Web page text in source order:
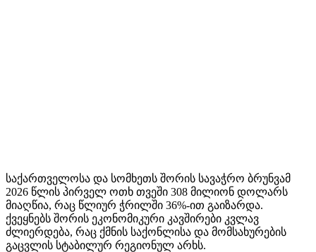
საქართველოსა და სომხეთს შორის სავაჭრო ბრუნვამ
2026 წლის პირველ ოთხ თვეში 308 მილიონ დოლარს
მიაღწია, რაც წლიურ ჭრილში 36%-ით გაიზარდა.
ქვეყნებს შორის ეკონომიკური კავშირები კვლავ
ძლიერდება, რაც ქმნის საქონლისა და მომსახურების
გაცვლის სტაბილურ რეგიონულ არხს.